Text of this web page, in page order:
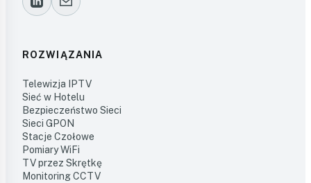
ROZWIĄZANIA
Telewizja IPTV
Sieć w Hotelu
Bezpieczeństwo Sieci
Sieci GPON
Stacje Czołowe
Pomiary WiFi
TV przez Skrętkę
Monitoring CCTV